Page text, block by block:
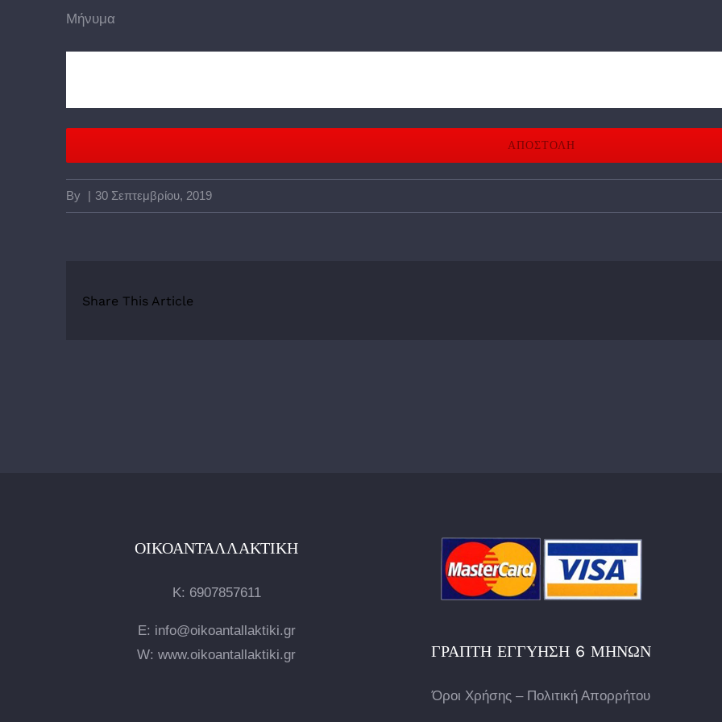
Μήνυμα
By 30 Σεπτεμβρίου, 2019
Share This Article
ΟΙΚΟΑΝΤΑΛΛΑΚΤΙΚΉ
Κ: 6907857611
E: info@oikoantallaktiki.gr
W: www.oikoantallaktiki.gr
ΓΡΑΠΤΉ ΕΓΓΎΗΣΗ 6 ΜΗΝΏΝ
Όροι Χρήσης – Πολιτική Απορρήτου